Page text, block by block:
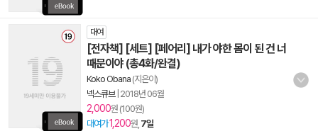
대여
[전자책] [세트] [페어리] 내가 야한 몸이 된 건 너
때문이야 (총4화/완결)
Koko Obana (지은이)
넥스큐브| 2018년 06월
2,000원 (100원)
대여가1,200원, 7일